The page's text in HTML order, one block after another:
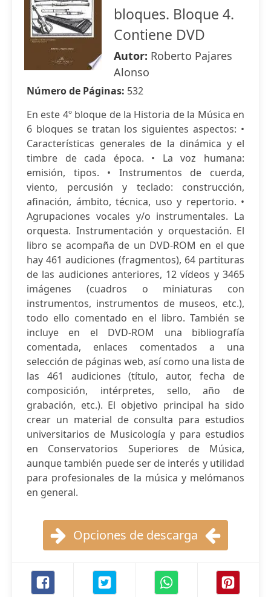
bloques. Bloque 4.
Contiene DVD
Autor: Roberto Pajares
Alonso
Número de Páginas: 532
En este 4º bloque de la Historia de la Música en
6 bloques se tratan los siguientes aspectos: •
Características generales de la dinámica y el
timbre de cada época. • La voz humana:
emisión, tipos. • Instrumentos de cuerda,
viento, percusión y teclado: construcción,
afinación, ámbito, técnica, uso y repertorio. •
Agrupaciones vocales y/o instrumentales. La
orquesta. Instrumentación y orquestación. El
libro se acompaña de un DVD-ROM en el que
hay 461 audiciones (fragmentos), 64 partituras
de las audiciones anteriores, 12 vídeos y 3465
imágenes (cuadros o miniaturas con
instrumentos, instrumentos de museos, etc.),
todo ello comentado en el libro. También se
incluye en el DVD-ROM una bibliografía
comentada, enlaces comentados a una
selección de páginas web, así como una lista de
las 461 audiciones (título, autor, fecha de
composición, intérpretes, sello, año de
grabación, etc.). El objetivo principal ha sido
crear un material de consulta para estudios
universitarios de Musicología y para estudios
en Conservatorios Superiores de Música,
aunque también puede ser de interés y utilidad
para profesionales de la música y melómanos
en general.
Opciones de descarga